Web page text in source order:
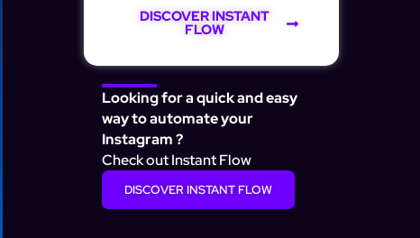
DISCOVER INSTANT
FLOW
Looking for a quick and easy
way to automate your
Instagram ?
Check out Instant Flow
DISCOVER INSTANT FLOW